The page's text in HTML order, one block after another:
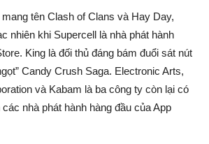
mang tên Clash of Clans và Hay Day,
nhiên khi Supercell là nhà phát hành
King là đối thủ đáng bám đuổi sát nút
Candy Crush Saga. Electronic Arts,
và Kabam là ba công ty còn lại có
nhà phát hành hàng đầu của App